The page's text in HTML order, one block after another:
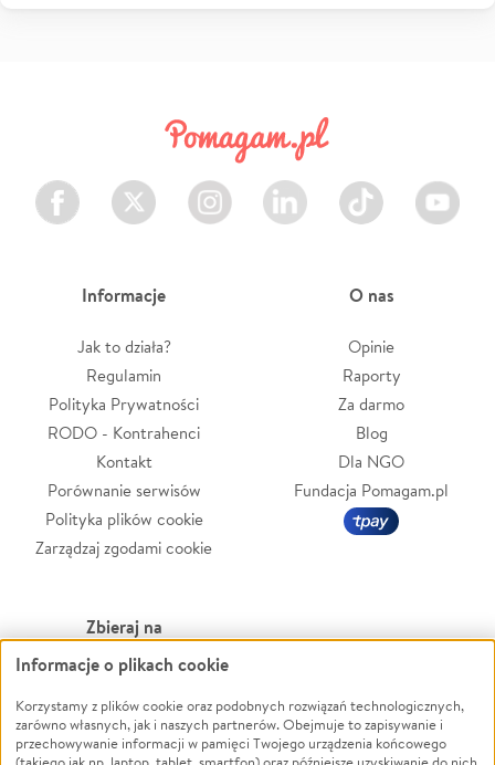
Facebook Twitter Instagram LinkedIn TikTok Youtube
Informacje
Jak to działa?
Regulamin
Polityka Prywatności
RODO - Kontrahenci
Kontakt
Porównanie serwisów
Polityka plików cookie
Zarządzaj zgodami cookie
O nas
Opinie
Raporty
Za darmo
Blog
Dla NGO
Fundacja Pomagam.pl
Zbieraj na
Leczenie
Zwierzęta
Pożar
Powódź
Wichura
Informacje o plikach cookie
Korzystamy z plików cookie oraz podobnych rozwiązań technologicznych,
zarówno własnych, jak i naszych partnerów. Obejmuje to zapisywanie i
przechowywanie informacji w pamięci Twojego urządzenia końcowego